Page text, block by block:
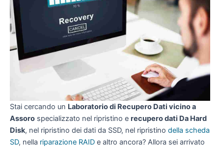
Stai cercando un Laboratorio di Recupero Dati vicino a
Assoro specializzato nel ripristino e recupero dati Da Hard
Disk, nel ripristino dei dati da SSD, nel ripristino della scheda
SD, nella riparazione RAID e altro ancora? Allora sei arrivato